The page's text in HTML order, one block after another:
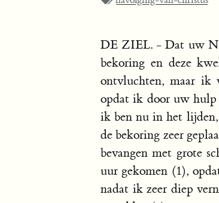
DE ZIEL. - Dat uw
bekoring en deze
ontvluchten, maar ik
opdat ik door uw
ik ben nu in het
de bekoring zeer
bevangen met grote
uur gekomen (1),
nadat ik zeer diep